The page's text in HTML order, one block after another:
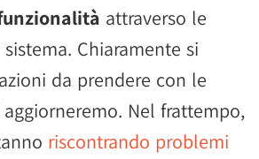
attraverso le
Chiaramente si
da prendere con le
Nel frattempo,
riscontrando problemi